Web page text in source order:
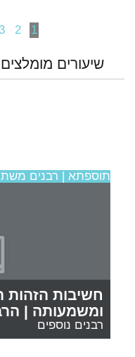
1
2
3
שיעורים מומלצים
תוספתא | רבנים
חשיבות הזהות
ומשמעותה |
רבנים נוספים